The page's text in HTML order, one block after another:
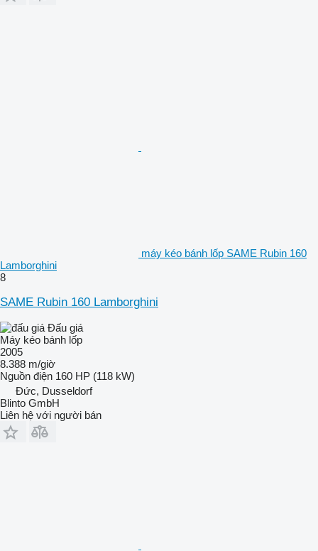
máy kéo bánh lốp SAME Rubin 160
Lamborghini
8
SAME Rubin 160 Lamborghini
Đấu giá
Máy kéo bánh lốp
2005
8.388 m/giờ
Nguồn điện 160 HP (118 kW)
Đức, Dusseldorf
Blinto GmbH
Liên hệ với người bán